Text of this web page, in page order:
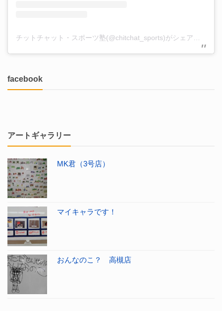
facebook
アートギャラリー
MK君（3号店）
マイキャラです！
おんなのこ？ 高槻店